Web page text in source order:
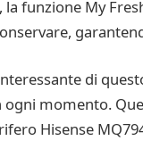
funzione My
di
momento.
Hisense